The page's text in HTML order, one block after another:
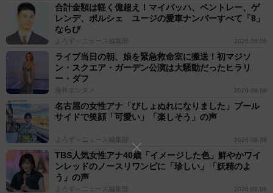
合計金額は軽く億超え！マイバッハ、ベントレー、ゲ
レンデ、ポルシェ ユージの愛車ナンバーすべて「8」
ならび
よろず～ニュース編集部 2026.08.08
ライブ当日の朝、娘を緊急救命室に搬送！初マジソ
ン・スクエア・ガーデン公演は大騒動だったヒラリ
ー・ダフ
海外エンタメ 2026.08.08
名古屋の女性アナ「びしょぬれになりました」プール
サイドで笑顔「可愛い」「楽しそう」の声
よろず～ニュース編集部 2026.08.08
TBS人気女性アナ40歳「イメージした色」鮮やかワイ
ンレッドのノースリワンピに「珍しい」「妖精のよ
う」の声
よろず～ニュース編集部 2026.08.08